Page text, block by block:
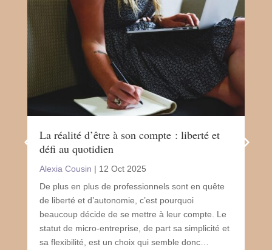
La réalité d’être à son compte : liberté et
défi au quotidien
Alexia Cousin | 12 Oct 2025
De plus en plus de professionnels sont en quête
de liberté et d’autonomie, c’est pourquoi
beaucoup décide de se mettre à leur compte. Le
statut de micro-entreprise, de part sa simplicité et
sa flexibilité, est un choix qui semble donc…